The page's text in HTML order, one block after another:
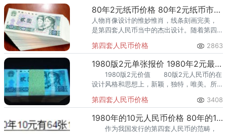
凡的收藏意义。
80年2元纸币价格 80年2元纸币市场行情
人物肖像设计的惟妙惟肖，线条刻画完美，
是第四套人民币当中的杰出设计。随着第四
必然成为钱币收藏家投资收藏的不可或缺的
选择。
第四套人民币价格 2863
1980版2元单张报价 1980年2元最新价格
1980版2元价值 80版2元人民币的在
设计风格和思想上，新颖，独特，唯美。所
说，其收藏价值也是极高的!
第四套人民币价格 3408
1980年的10元人民币价格 80年的10元纸币值多少钱
作为我国发行的第四套人民币的范畴，